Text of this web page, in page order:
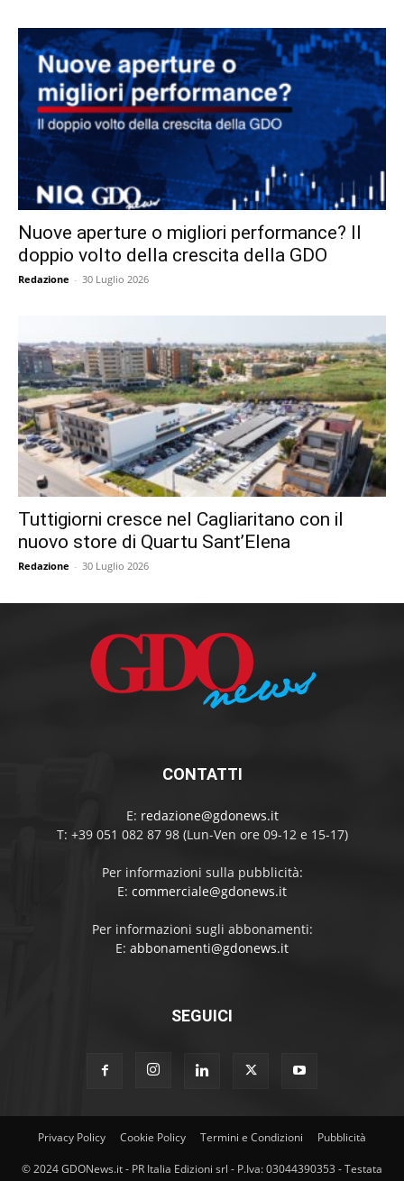
Nuove aperture o migliori performance? Il
doppio volto della crescita della GDO
Redazione - 30 Luglio 2026
Tuttigiorni cresce nel Cagliaritano con il
nuovo store di Quartu Sant’Elena
Redazione - 30 Luglio 2026
CONTATTI
E: redazione@gdonews.it
T: +39 051 082 87 98 (Lun-Ven ore 09-12 e 15-17)
Per informazioni sulla pubblicità:
E: commerciale@gdonews.it
Per informazioni sugli abbonamenti:
E: abbonamenti@gdonews.it
SEGUICI
Privacy Policy Cookie Policy Termini e Condizioni Pubblicità
© 2024 GDONews.it - PR Italia Edizioni srl - P.Iva: 03044390353 - Testata